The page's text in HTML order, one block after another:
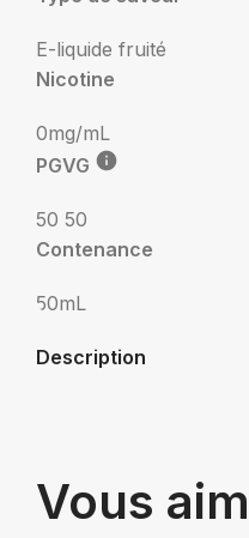
E-liquide fruité
Nicotine
0mg/mL
PGVG
50 50
Contenance
50mL
Description
Vous